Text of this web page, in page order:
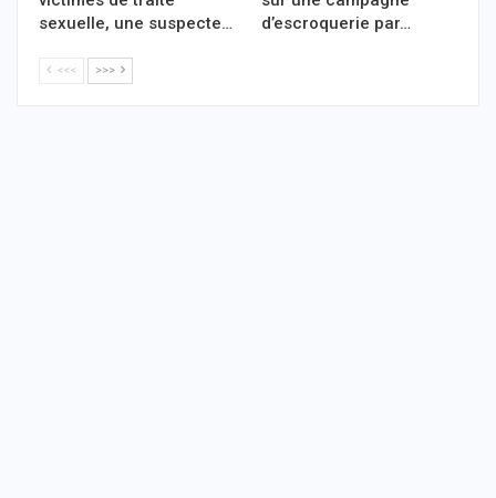
sexuelle, une suspecte…
d’escroquerie par…
<<< >>>